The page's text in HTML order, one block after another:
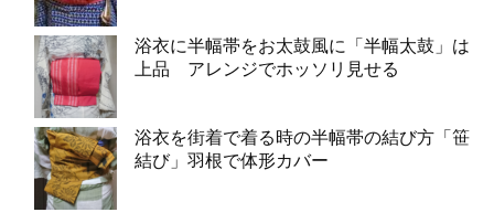
浴衣に半幅帯をお太鼓風に「半幅太鼓」は
上品 アレンジでホッソリ見せる
浴衣を街着で着る時の半幅帯の結び方「笹
結び」羽根で体形カバー